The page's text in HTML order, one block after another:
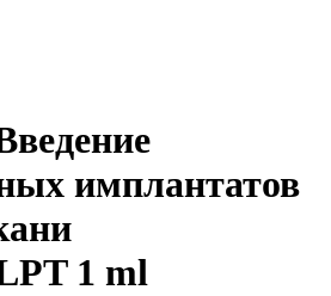
имплантатов
1 ml